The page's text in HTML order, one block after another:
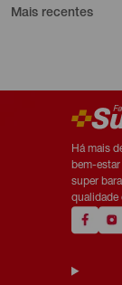
Há mais
bem-
super
qualidade